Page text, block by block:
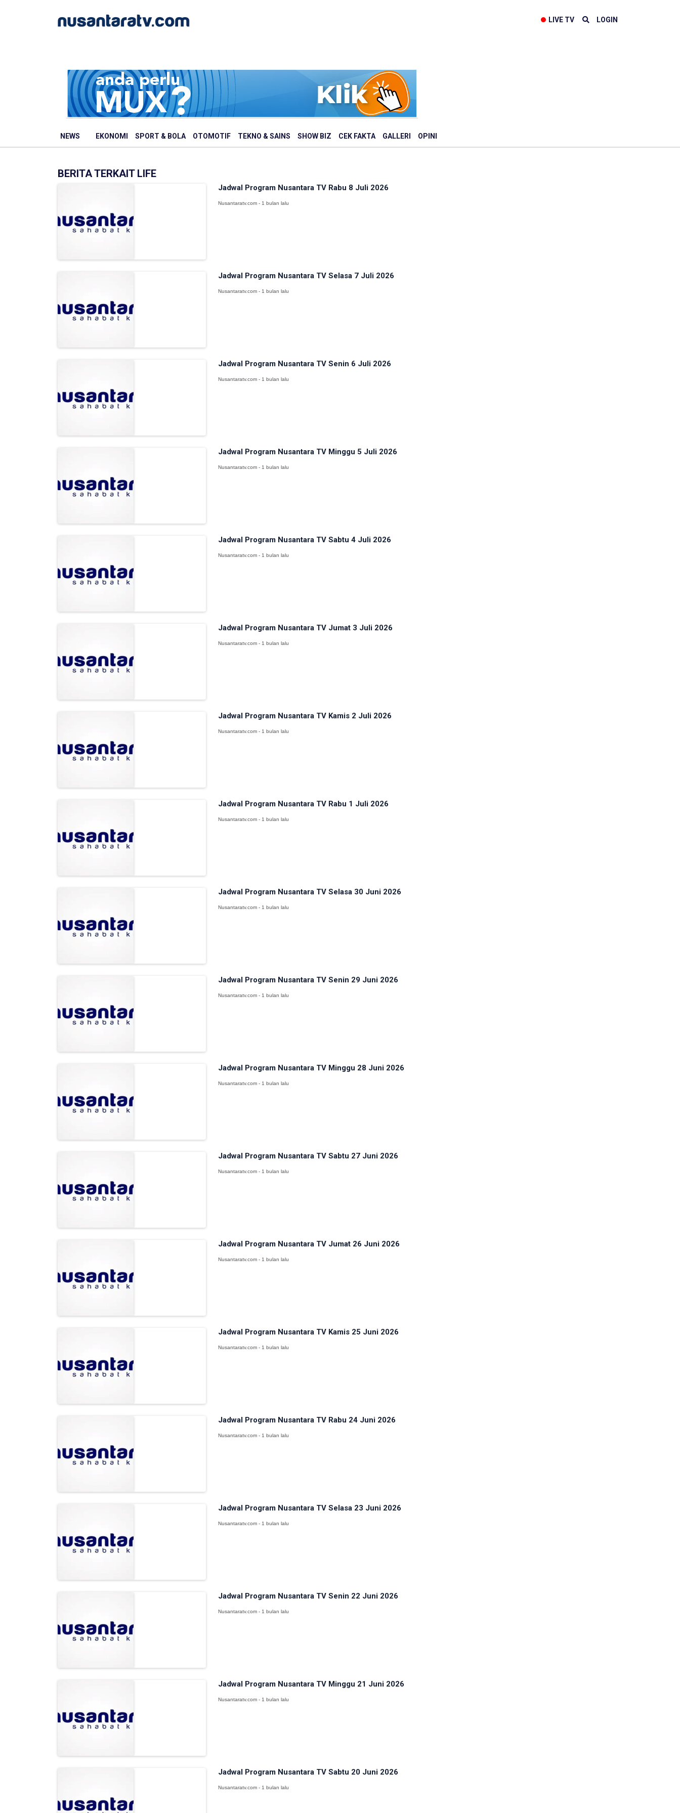
LIVE TV LOGIN
NEWS EKONOMI SPORT & BOLA OTOMOTIF TEKNO & SAINS SHOW BIZ CEK FAKTA GALLERI OPINI
BERITA TERKAIT LIFE
Jadwal Program Nusantara TV Rabu 8 Juli 2026
Nusantaratv.com - 1 bulan lalu
Jadwal Program Nusantara TV Selasa 7 Juli 2026
Nusantaratv.com - 1 bulan lalu
Jadwal Program Nusantara TV Senin 6 Juli 2026
Nusantaratv.com - 1 bulan lalu
Jadwal Program Nusantara TV Minggu 5 Juli 2026
Nusantaratv.com - 1 bulan lalu
Jadwal Program Nusantara TV Sabtu 4 Juli 2026
Nusantaratv.com - 1 bulan lalu
Jadwal Program Nusantara TV Jumat 3 Juli 2026
Nusantaratv.com - 1 bulan lalu
Jadwal Program Nusantara TV Kamis 2 Juli 2026
Nusantaratv.com - 1 bulan lalu
Jadwal Program Nusantara TV Rabu 1 Juli 2026
Nusantaratv.com - 1 bulan lalu
Jadwal Program Nusantara TV Selasa 30 Juni 2026
Nusantaratv.com - 1 bulan lalu
Jadwal Program Nusantara TV Senin 29 Juni 2026
Nusantaratv.com - 1 bulan lalu
Jadwal Program Nusantara TV Minggu 28 Juni 2026
Nusantaratv.com - 1 bulan lalu
Jadwal Program Nusantara TV Sabtu 27 Juni 2026
Nusantaratv.com - 1 bulan lalu
Jadwal Program Nusantara TV Jumat 26 Juni 2026
Nusantaratv.com - 1 bulan lalu
Jadwal Program Nusantara TV Kamis 25 Juni 2026
Nusantaratv.com - 1 bulan lalu
Jadwal Program Nusantara TV Rabu 24 Juni 2026
Nusantaratv.com - 1 bulan lalu
Jadwal Program Nusantara TV Selasa 23 Juni 2026
Nusantaratv.com - 1 bulan lalu
Jadwal Program Nusantara TV Senin 22 Juni 2026
Nusantaratv.com - 1 bulan lalu
Jadwal Program Nusantara TV Minggu 21 Juni 2026
Nusantaratv.com - 1 bulan lalu
Jadwal Program Nusantara TV Sabtu 20 Juni 2026
Nusantaratv.com - 1 bulan lalu